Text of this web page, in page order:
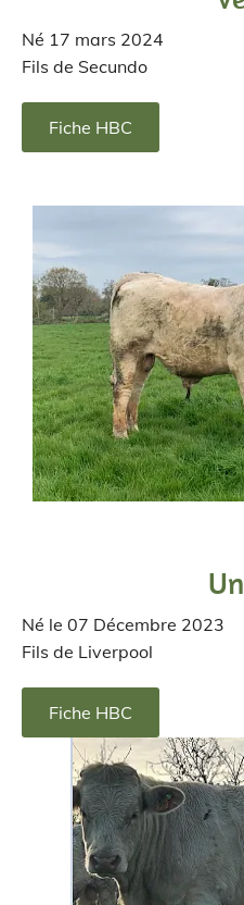
Né 17 mars 2024
Fils de Secundo
Fiche HBC
Né le 07 Décembre 2023
Fils de Liverpool
Fiche HBC